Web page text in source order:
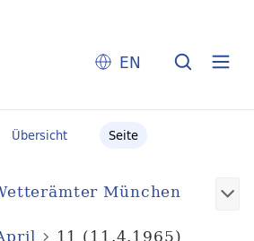
EN
Übersicht Seite
München
11 (11.4.1965)